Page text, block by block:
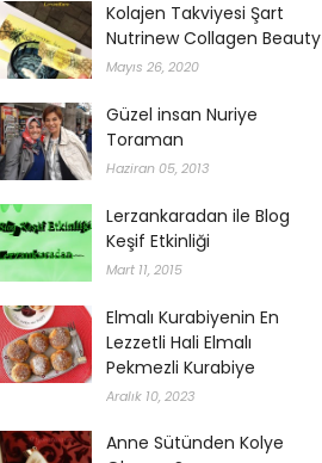
Kolajen Takviyesi Şart
Nutrinew Collagen Beauty
Mayıs 26, 2020
Güzel insan Nuriye
Toraman
Haziran 05, 2013
Lerzankaradan ile Blog
Keşif Etkinliği
Mart 11, 2015
Elmalı Kurabiyenin En
Lezzetli Hali Elmalı
Pekmezli Kurabiye
Aralık 10, 2023
Anne Sütünden Kolye